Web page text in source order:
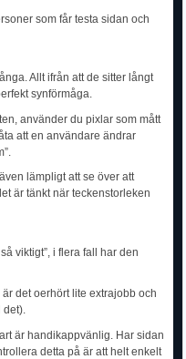
som får testa sidan och
Allt ifrån att de sitter långt
synförmåga.
använder du pixlar som mått
att en användare ändrar
lämpligt att se över att
är tänkt när teckenstorleken
viktigt”, i flera fall har den
det oerhört lite extrajobb och
det).
är handikappvänlig. Har sidan
detta på är att helt enkelt